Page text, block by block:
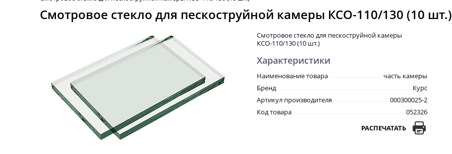
Смотровое стекло для пескоструйной камеры КСО-110/130 (10 шт.)
Смотровое стекло для пескоструйной камеры
КСО-110/130 (10 шт.)
Характеристики
Наименование товара
часть камеры
Бренд
Курс
Артикул производителя
000300025-2
Код товара
052326
РАСПЕЧАТАТЬ